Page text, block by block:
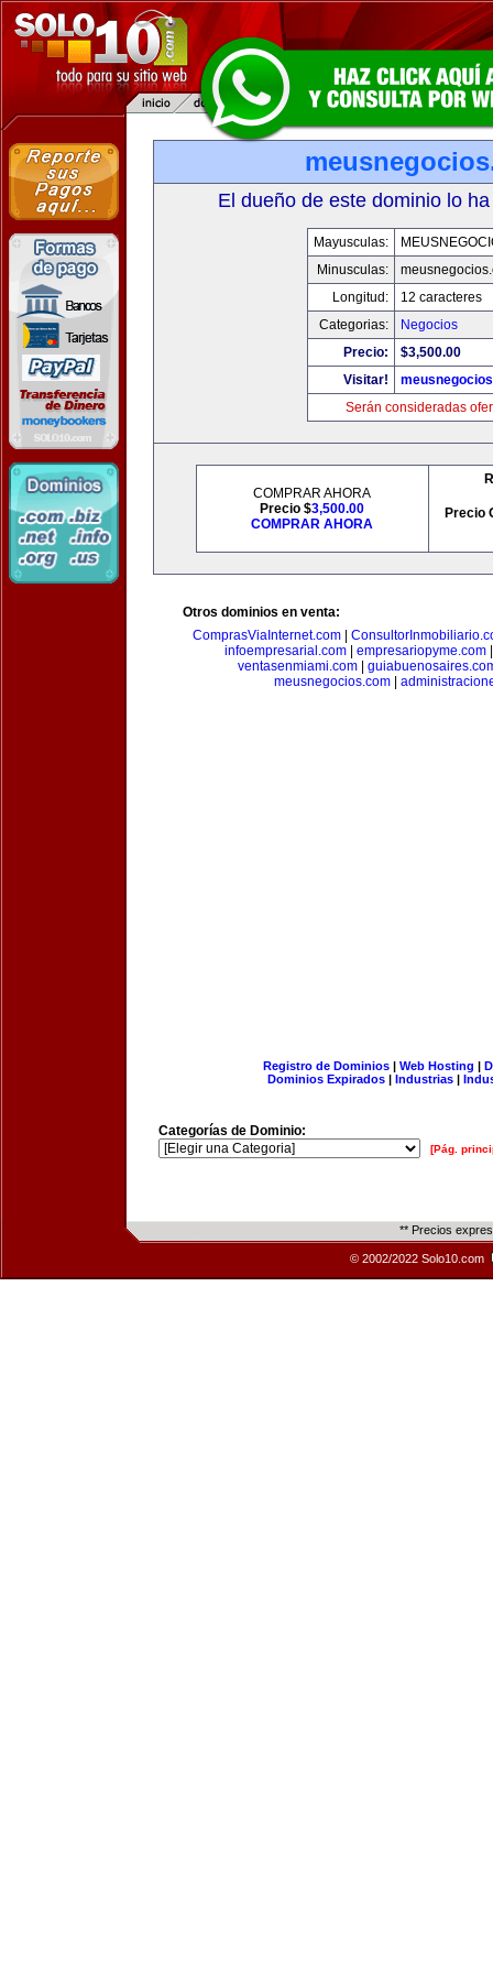
El dueño de este dominio lo
Mayusculas:
Minusculas:
Longitud:
12 caracteres
Categorias:
Negocios
Precio:
$3,500.00
Visitar!
Serán consideradas
COMPRAR AHORA
Precio $3,500.00
COMPRAR AHORA
Precio
Otros dominios en venta:
ComprasViaInternet.com
infoempresarial.com| empresariopyme.com
ventasenmiami.com|
meusnegocios.com|
Registro de Dominios| Web Hosting |
Dominios Expirados | Industrias |
Categorías de Dominio:
[Pág.
** Precios
© 2002/2022 Solo10.com